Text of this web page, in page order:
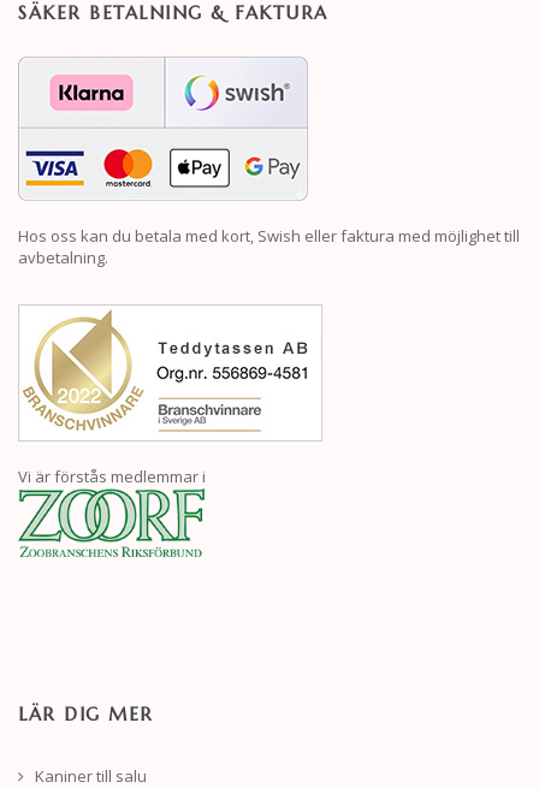
SÄKER BETALNING & FAKTURA
Hos oss kan du betala med kort, Swish eller faktura med möjlighet till
avbetalning.
Vi är förstås medlemmar i
LÄR DIG MER
Kaniner till salu